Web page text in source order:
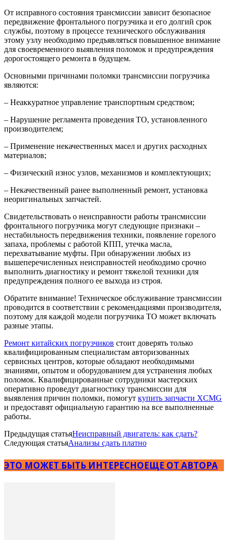
От исправного состояния трансмиссии зависит безопасное
передвижение фронтального погрузчика и его долгий срок
службы, поэтому в процессе технического обслуживания
этому узлу необходимо предъявляться повышенное внимание
для своевременного выявления поломок и предупреждения
дорогостоящего ремонта в будущем.
Основными причинами поломки трансмиссии погрузчика
являются:
– Неаккуратное управление транспортным средством;
– Нарушение регламента проведения ТО, установленного
производителем;
– Применение некачественных масел и других расходных
материалов;
– Физический износ узлов, механизмов и комплектующих;
– Некачественный ранее выполненный ремонт, установка
неоригинальных запчастей.
Свидетельствовать о неисправности работы трансмиссии
фронтального погрузчика могут следующие признаки –
нестабильность передвижения техники, появление горелого
запаха, проблемы с работой КПП, утечка масла,
перехватывание муфты. При обнаружении любых из
вышеперечисленных неисправностей необходимо срочно
выполнить диагностику и ремонт тяжелой техники для
предупреждения полного ее выхода из строя.
Обратите внимание! Техническое обслуживание трансмиссии
проводится в соответствии с рекомендациями производителя,
поэтому для каждой модели погрузчика ТО может включать
разные этапы.
Ремонт китайских погрузчиков стоит доверять только
квалифицированным специалистам авторизованных
сервисных центров, которые обладают необходимыми
знаниями, опытом и оборудованием для устранения любых
поломок. Квалифицированные сотрудники мастерских
оперативно проведут диагностику трансмиссии для
выявления причин поломки, помогут купить запчасти XCMG
и предоставят официальную гарантию на все выполненные
работы.
Предыдущая статьяНеисправный двигатель: как сдать?
Следующая статьяАнализы сдать платно
ЭТО МОЖЕТ БЫТЬ ИНТЕРЕСНОЕЩЕ ОТ АВТОРА